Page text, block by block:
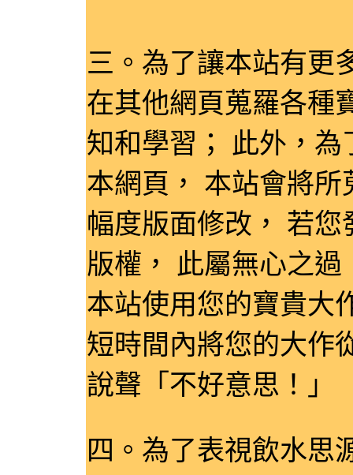
三。為了讓本站有更
在其他網頁蒐羅各種
知和學習； 此外，
本網頁， 本站會將
幅度版面修改， 若
版權， 此屬無心之
本站使用您的寶貴大
短時間內將您的大作
說聲「不好意思！
四。為了表視飲水思